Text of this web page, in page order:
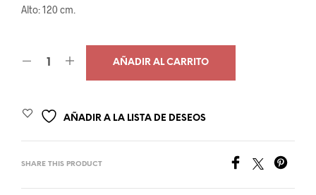
Alto: 120 cm.
AÑADIR AL CARRITO
AÑADIR A LA LISTA DE DESEOS
SHARE THIS PRODUCT